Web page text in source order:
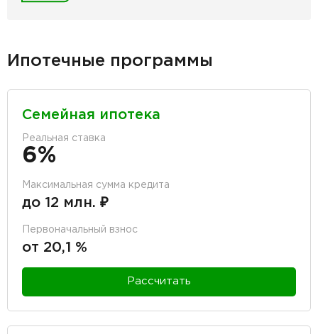
Ипотечные программы
Семейная ипотека
Реальная ставка
6%
Максимальная сумма кредита
до 12 млн. ₽
Первоначальный взнос
от 20,1 %
Рассчитать